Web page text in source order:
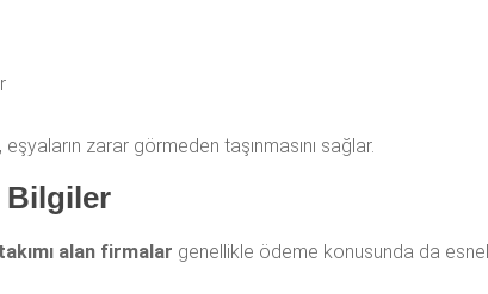
zarar görmeden taşınmasını sağlar.
Bilgiler
alan firmalar genellikle ödeme konusunda da